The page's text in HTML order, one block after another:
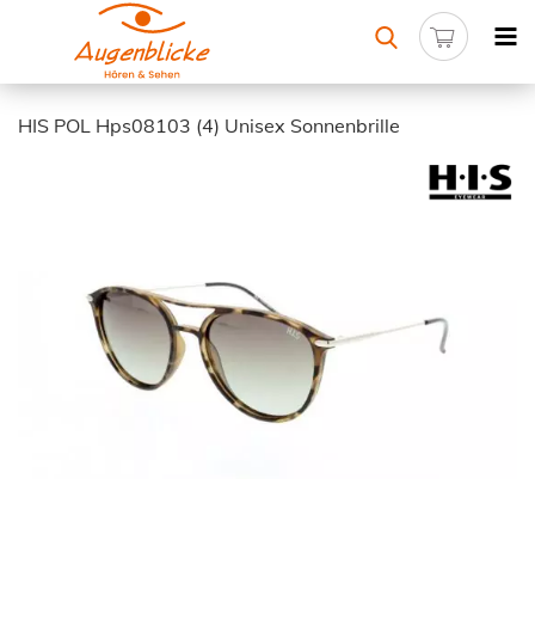
HIS POL Hps08103 (4) Unisex Sonnenbrille